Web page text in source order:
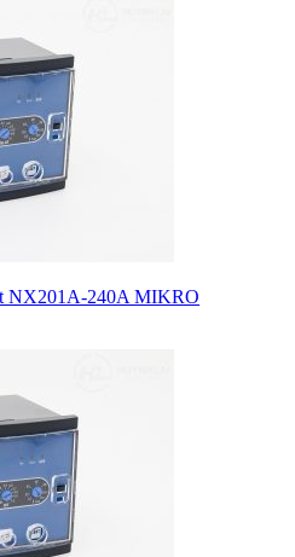
NX201A-240A MIKRO